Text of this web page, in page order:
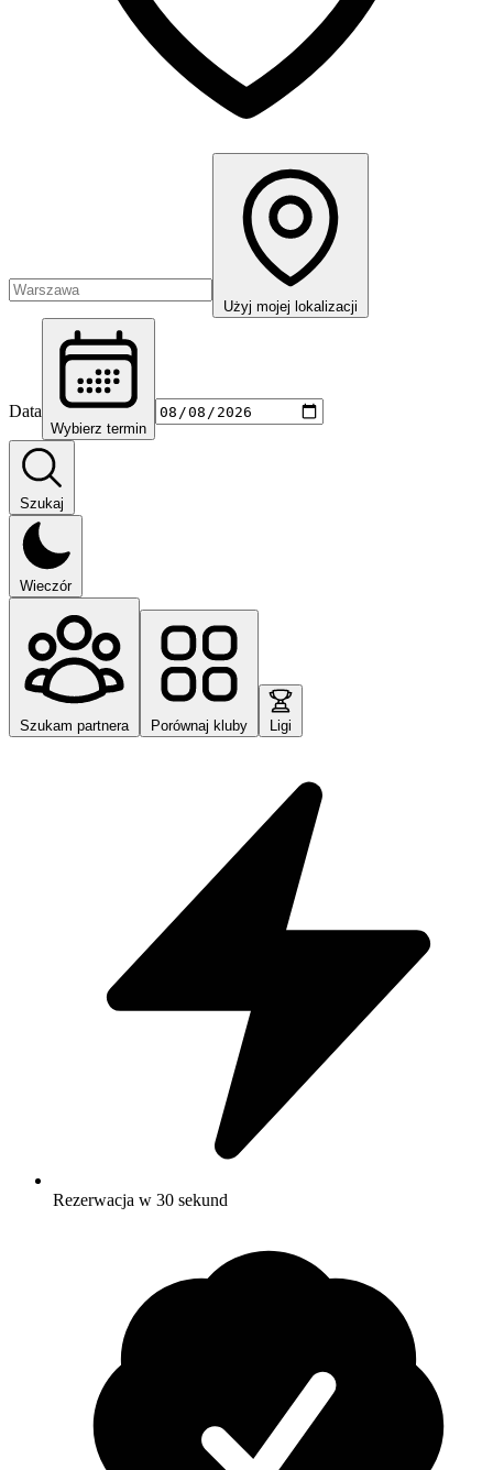
Użyj mojej lokalizacji
Data
Wybierz termin
Szukaj
Wieczór
Szukam partnera Porównaj kluby Ligi
Rezerwacja w 30 sekund